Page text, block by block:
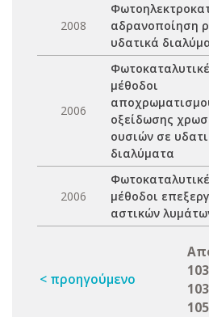
2008
αδρανοποίηση
υδατικά
2006
μέθοδοι
οξείδωσης
ουσιών σε
διαλύματα
2006
μέθοδοι
αστικών
< προηγούμενο